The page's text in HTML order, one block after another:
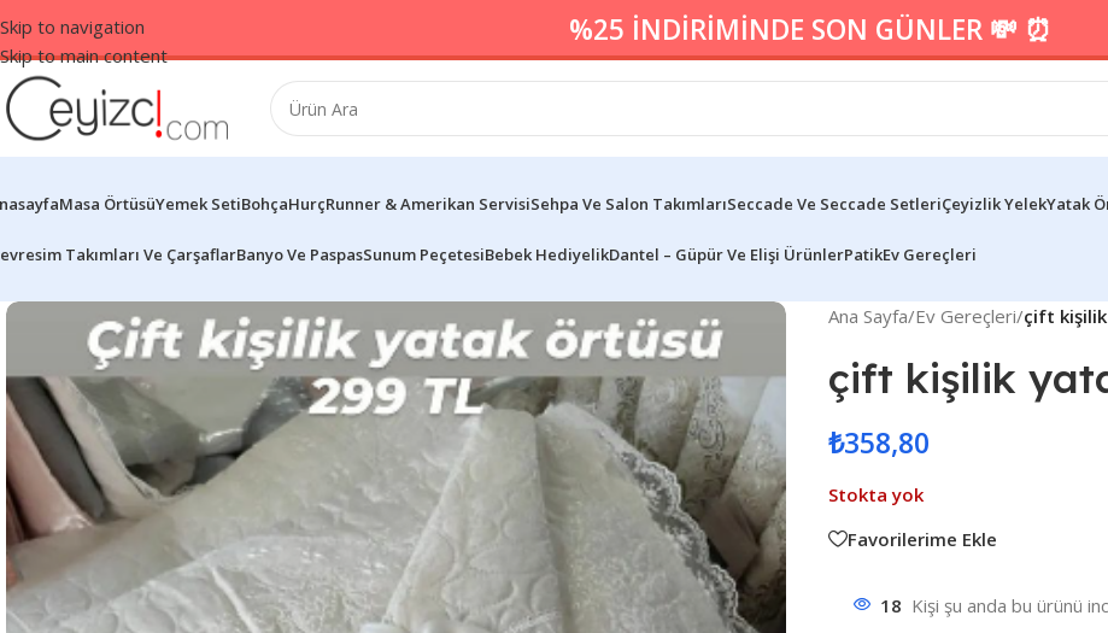
Skip to navigation
Skip to main content
%25 İNDİRİMİNDE SON GÜNLER 💸 ⏰
Masa ÖrtüsüYemek SetiBohçaHurçRunner & Amerikan ServisiSehpa Ve Salon TakımlarıSeccade Ve Seccade SetleriÇeyizlik YelekYatak
Takımları Ve ÇarşaflarBanyo Ve PaspasSunum PeçetesiBebek HediyelikDantel – Güpür Ve Elişi ÜrünlerPatikEv Gereçleri
Ana Sayfa/Ev Gereçleri/çift
çift kişilik
₺358,80
Stokta yok
Favorilerime Ekle
18 Kişi şu anda bu ürünü